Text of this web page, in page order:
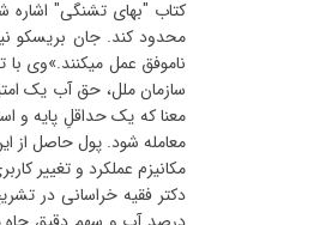
کتاب "بهای تشنگی" اشاره
محدود کند. جان بریسکو
سازمان ملل، حق آب یک
معنا که یک حداقلِ پایه و
معامله شود. پول حاصل از
مکانیزم عملکرد و تغییر
دکتر فقیه خراسانی در